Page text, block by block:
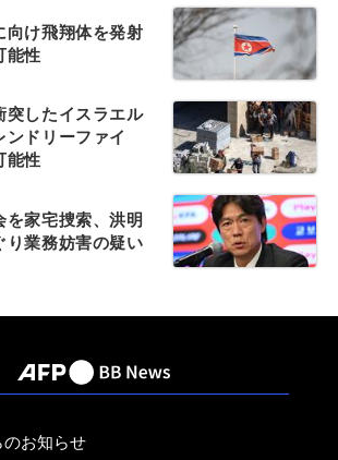
向け飛翔体を発射
能性
突したイスラエル
ンドリーファイ
能性
を家宅捜索、洪明
り業務妨害の疑い
お知らせ